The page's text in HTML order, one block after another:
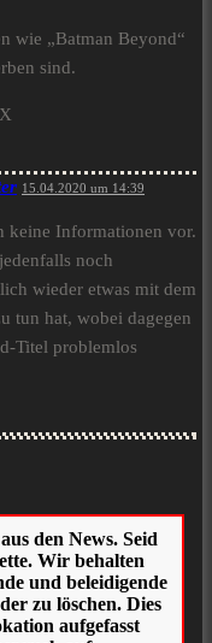
wie „Batman Beyond“
sind.
15.04.2020 um 14:39
keine Informationen vor.
noch
wieder etwas mit dem
tun hat, wobei dagegen
Titel problemlos